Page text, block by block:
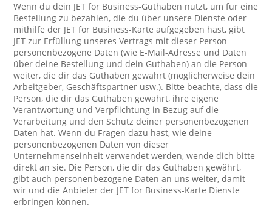
Wenn du dein JET for Business-Guthaben nutzt, um für eine
Bestellung zu bezahlen, die du über unsere Dienste oder
mithilfe der JET for Business-Karte aufgegeben hast, gibt
JET zur Erfüllung unseres Vertrags mit dieser Person
personenbezogene Daten (wie E-Mail-Adresse und Daten
über deine Bestellung und dein Guthaben) an die Person
weiter, die dir das Guthaben gewährt (möglicherweise dein
Arbeitgeber, Geschäftspartner usw.). Bitte beachte, dass die
Person, die dir das Guthaben gewährt, ihre eigene
Verantwortung und Verpflichtung in Bezug auf die
Verarbeitung und den Schutz deiner personenbezogenen
Daten hat. Wenn du Fragen dazu hast, wie deine
personenbezogenen Daten von dieser
Unternehmenseinheit verwendet werden, wende dich bitte
direkt an sie. Die Person, die dir das Guthaben gewährt,
gibt auch personenbezogene Daten an uns weiter, damit
wir und die Anbieter der JET for Business-Karte Dienste
erbringen können.